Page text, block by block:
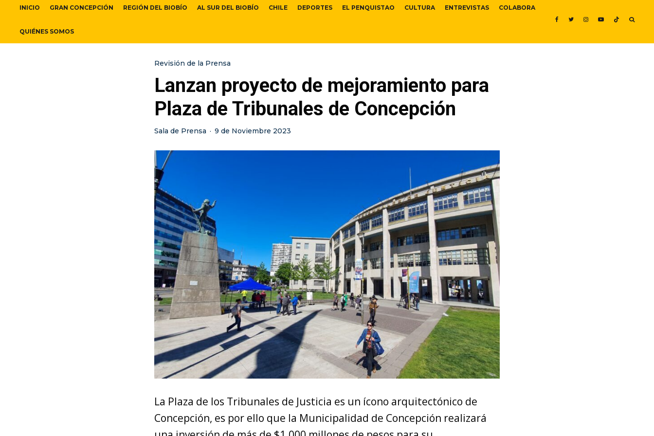
INICIO GRAN CONCEPCIÓN REGIÓN DEL BIOBÍO AL SUR DEL BIOBÍO CHILE DEPORTES EL PENQUISTAO CULTURA ENTREVISTAS COLABORA
QUIÉNES SOMOS
Revisión de la Prensa
Lanzan proyecto de mejoramiento para
Plaza de Tribunales de Concepción
Sala de Prensa · 9 de Noviembre 2023
La Plaza de los Tribunales de Justicia es un ícono arquitectónico de
Concepción, es por ello que la Municipalidad de Concepción realizará